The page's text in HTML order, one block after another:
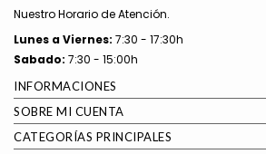
Nuestro Horario de Atención.
Lunes aViernes: 7:30 - 17:30h
Sabado: 7:30 - 15:00h
INFORMACIONES
SOBRE MI CUENTA
CATEGORÍAS PRINCIPALES